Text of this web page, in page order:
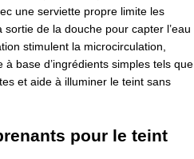
une serviette propre limite les
de la douche pour capter l’eau
stimulent la microcirculation,
base d’ingrédients simples tels que
et aide à illuminer le teint sans
pour le teint